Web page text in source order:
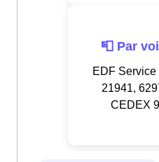
📮 Par
EDF
21941,
CEDEX